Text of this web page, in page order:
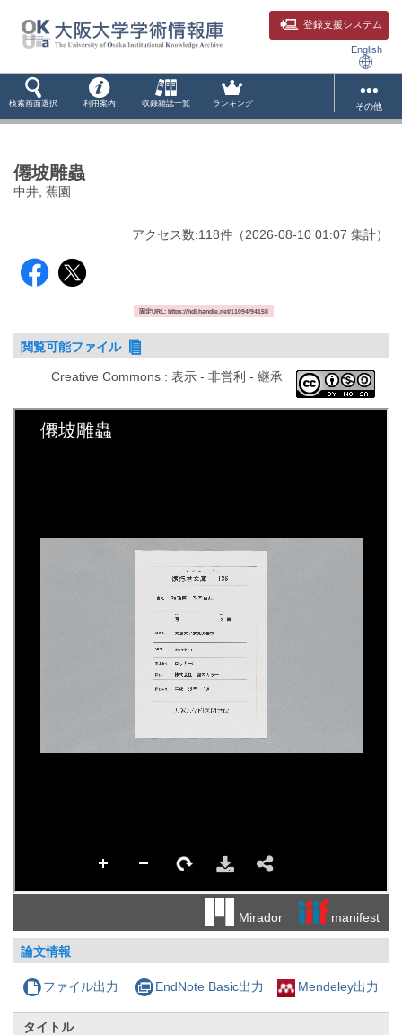
登録支援システム
English
検索画面選択 利用案内 収録雑誌一覧 ランキング その他
僊坡雕蟲
中井, 蕉園
アクセス数:118件 （2026-08-10 01:07 集計）
固定URL: https://hdl.handle.net/11094/94158
閲覧可能ファイル
Creative Commons : 表示 - 非営利 - 継承
Mirador manifest
論文情報
ファイル出力 EndNote Basic出力 Mendeley出力
タイトル